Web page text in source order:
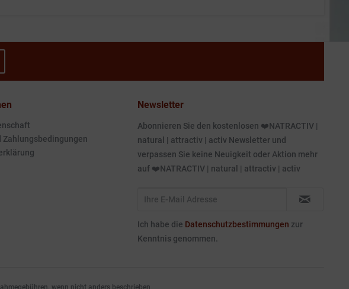
Zahlungsbedingungen
Newsletter
Abonnieren Sie den kostenlosen ❤️NATRACTIV |
natural | attractiv | activ Newsletter und
verpassen Sie keine Neuigkeit oder Aktion mehr
auf ❤️NATRACTIV | natural | attractiv | activ
Ich habe die Datenschutzbestimmungen zur
Kenntnis genommen.